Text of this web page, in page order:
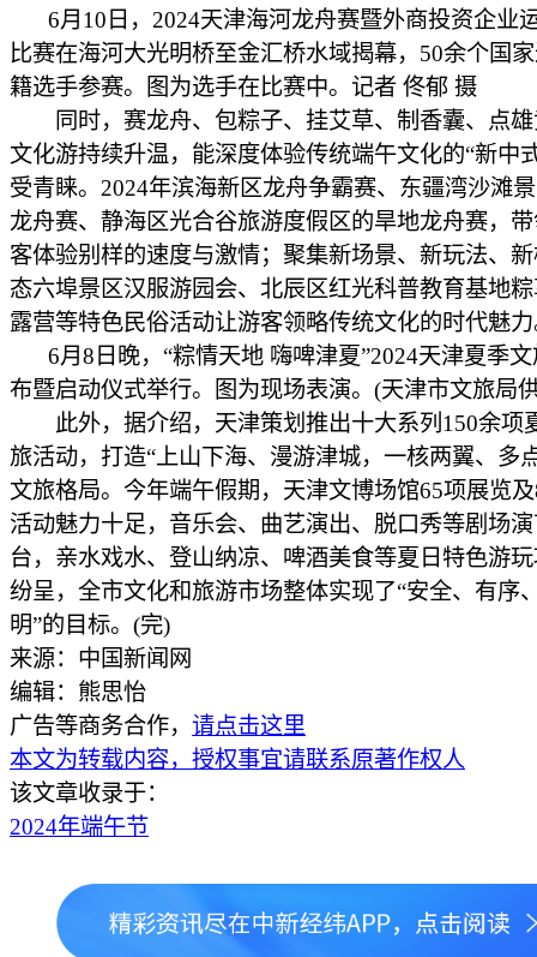
6月10日，2024天津海河龙舟赛暨外商投资企业
比赛在海河大光明桥至金汇桥水域揭幕，50余个国
籍选手参赛。图为选手在比赛中。记者 佟郁 摄
同时，赛龙舟、包粽子、挂艾草、制香囊、点雄
文化游持续升温，能深度体验传统端午文化的“新中
受青睐。2024年滨海新区龙舟争霸赛、东疆湾沙滩
龙舟赛、静海区光合谷旅游度假区的旱地龙舟赛，
客体验别样的速度与激情；聚集新场景、新玩法、
态六埠景区汉服游园会、北辰区红光科普教育基地
露营等特色民俗活动让游客领略传统文化的时代魅
6月8日晚，“粽情天地 嗨啤津夏”2024天津夏季
布暨启动仪式举行。图为现场表演。(天津市文旅局
此外，据介绍，天津策划推出十大系列150余项
旅活动，打造“上山下海、漫游津城，一核两翼、多
文旅格局。今年端午假期，天津文博场馆65项展览
活动魅力十足，音乐会、曲艺演出、脱口秀等剧场
台，亲水戏水、登山纳凉、啤酒美食等夏日特色游
纷呈，全市文化和旅游市场整体实现了“安全、有序
明”的目标。(完)
来源：中国新闻网
编辑：熊思怡
广告等商务合作， 请点击这里
本文为转载内容，授权事宜请联系原著作权人
该文章收录于：
2024年端午节